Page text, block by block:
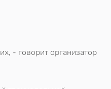
- говорит организатор